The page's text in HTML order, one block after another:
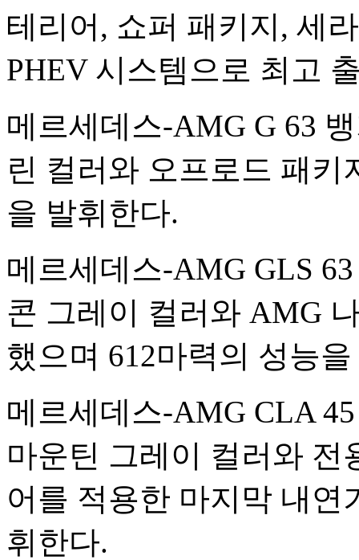
테리어, 쇼퍼 패키지, 세
PHEV 시스템으로 최고
메르세데스-AMG G 63
린 컬러와 오프로드 패키
을 발휘한다.
메르세데스-AMG GLS
콘 그레이 컬러와 AMG
했으며 612마력의 성능
메르세데스-AMG CLA
마운틴 그레이 컬러와 전
어를 적용한 마지막 내연
휘한다.